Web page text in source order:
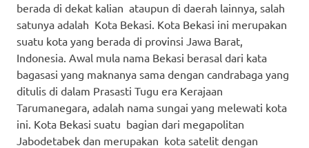
berada di dekat kalian ataupun di daerah lainnya, salah
satunya adalah Kota Bekasi. Kota Bekasi ini merupakan
suatu kota yang berada di provinsi Jawa Barat,
Indonesia. Awal mula nama Bekasi berasal dari kata
bagasasi yang maknanya sama dengan candrabaga yang
ditulis di dalam Prasasti Tugu era Kerajaan
Tarumanegara, adalah nama sungai yang melewati kota
ini. Kota Bekasi suatu bagian dari megapolitan
Jabodetabek dan merupakan kota satelit dengan